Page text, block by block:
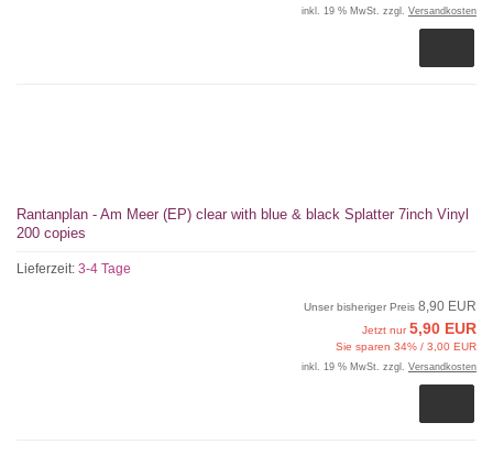
inkl. 19 % MwSt. zzgl. Versandkosten
Rantanplan - Am Meer (EP) clear with blue & black Splatter 7inch Vinyl
200 copies
Lieferzeit: 3-4 Tage
Unser bisheriger Preis 8,90 EUR
Jetzt nur5,90 EUR
Sie sparen 34% / 3,00 EUR
inkl. 19 % MwSt. zzgl. Versandkosten